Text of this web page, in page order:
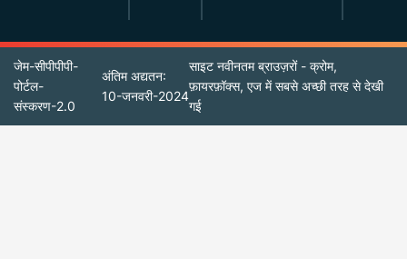
जेम-सीपीपीपी-
पोर्टल-
संस्करण-2.0
अंतिम अद्यतन:
10-जनवरी-2024
साइट नवीनतम ब्राउज़रों - क्रोम,
फ़ायरफ़ॉक्स, एज में सबसे अच्छी तरह से देखी
गई